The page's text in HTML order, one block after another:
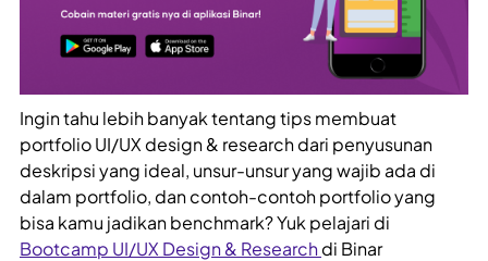
Ingin tahu lebih banyak tentang tips membuat
portfolio UI/UX design & research dari penyusunan
deskripsi yang ideal, unsur-unsur yang wajib ada di
dalam portfolio, dan contoh-contoh portfolio yang
bisa kamu jadikan benchmark? Yuk pelajari di
Bootcamp UI/UX Design & Researchdi Binar